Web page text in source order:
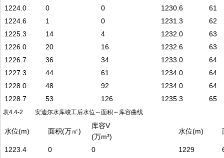
1224.0
0 0 1230.6
61
1224.6
1 0 1231.3
62
1225.3
14 4 1232.0
63
1226.0
20 16 1232.6
63
1226.7
36 34 1233.0
64
1227.3
44 61 1234.0
64
1228.0
48 92 1234.0
64
1228.7
53 126 1235.3 65
表4.4-2 安迪尔水库竣工后水位～面积～库容曲线
水位(m) 面积(万㎡)
库容V
(万m³)
水位(m)
1223.4 0 0 1229